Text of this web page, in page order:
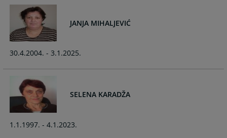
forward
interact
with
the
select
a
date.
Press
to
a
JANJA MIHALJEVIĆ
30.4.2004. - 3.1.2025.
SELENA KARADŽA
1.1.1997. - 4.1.2023.